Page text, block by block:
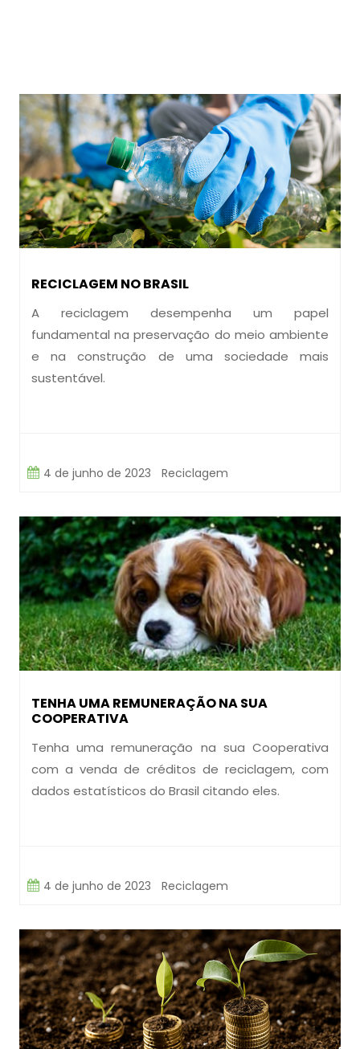
RECICLAGEM NO BRASIL
A reciclagem desempenha um papel
fundamental na preservação do meio ambiente
e na construção de uma sociedade mais
sustentável.
4 de junho de 2023 Reciclagem
TENHA UMA REMUNERAÇÃO NA SUA
COOPERATIVA
Tenha uma remuneração na sua Cooperativa
com a venda de créditos de reciclagem, com
dados estatísticos do Brasil citando eles.
4 de junho de 2023 Reciclagem